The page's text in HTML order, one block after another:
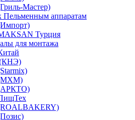
Мастер)
аппаратам
Турция
для монтажа